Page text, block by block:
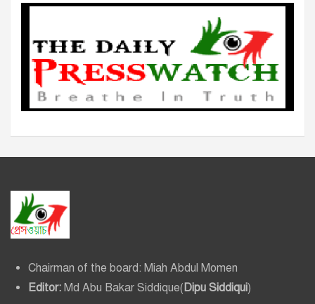
Chairman of the board: Miah Abdul Momen
Editor: Md Abu Bakar Siddique(Dipu Siddiqui)